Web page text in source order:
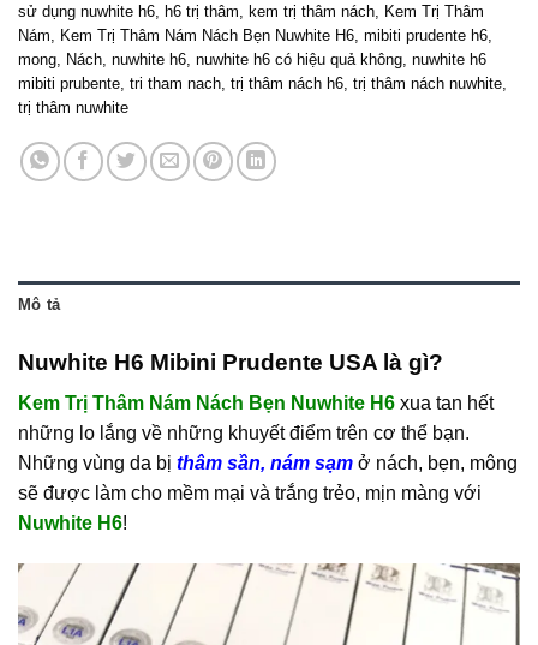
sử dụng nuwhite h6 h6 trị thâm kem trị thâm nách Kem Trị Thâm
Nám
Kem Trị Thâm Nám Nách Bẹn Nuwhite H6 mibiti prudente h6
mong Nách nuwhite h6 nuwhite h6 có hiệu quả không nuwhite h6
mibiti prubente tri tham nach trị thâm nách h6 trị thâm nách nuwhite
trị thâm nuwhite
Mô tả
Nuwhite H6 Mibini Prudente USA là gì?
Kem Trị Thâm Nám Nách Bẹn Nuwhite H6 xua tan hết
những lo lắng về những khuyết điểm trên cơ thể bạn.
Những vùng da bị thâm sần, nám sạm ở nách, bẹn, mông
sẽ được làm cho mềm mại và trắng trẻo, mịn màng với
Nuwhite H6!